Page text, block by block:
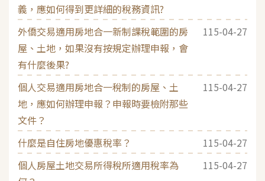
義，應如何得到更詳細的稅務資訊?
外僑交易適用房地合一新制課稅範圍的房
屋、土地，如果沒有按規定辦理申報，會
有什麼後果?
115-04-27
個人交易適用房地合一稅制的房屋、土
地，應如何辦理申報？申報時要檢附那些
文件？
115-04-27
什麼是自住房地優惠稅率？
115-04-27
個人房屋土地交易所得稅所適用稅率為
115-04-27